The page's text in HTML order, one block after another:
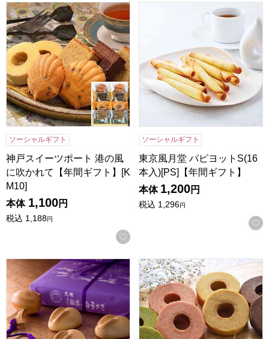
神戸スイーツポート 港の風に吹かれて【年間ギフト】[KM10]
ソーシャルギフト
神戸スイーツポート 港の風
に吹かれて【年間ギフト】[K
M10]
本体 1,100円
税込 1,188円
お気に入りに登録する
東京風月堂 パピヨットS(16
ソーシャルギフト
東京風月堂 パピヨットS(16
本入)[PS]【年間ギフト】
本体 1,200円
税込 1,296円
寿製菓 因幡の白うさぎ 8個入【年間ギフト】神戸スイーツポート KOBE彩